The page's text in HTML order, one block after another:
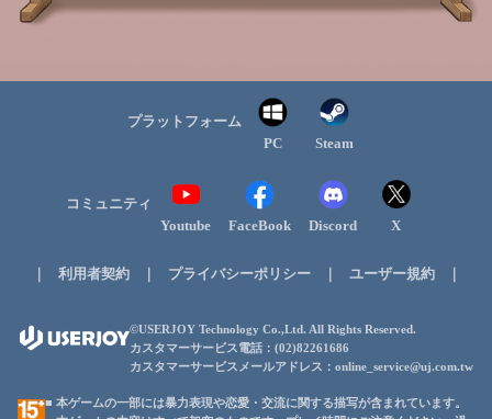
プラットフォーム
PC
Steam
コミュニティ
Youtube
FaceBook Discord X
利用者契約 プライバシーポリシー ユーザー規約
©USERJOY Technology Co.,Ltd. All Rights Reserved.
カスタマーサービス電話：(02)82261686
カスタマーサービスメールアドレス：online_service@uj.com.tw
■ 本ゲームの一部には暴力表現や恋愛・交流に関する描写が含まれています。